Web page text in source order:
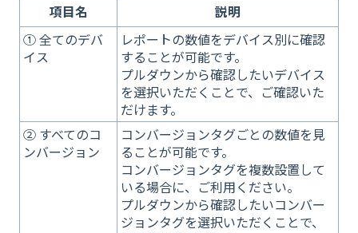
項目名
説明
① 全てのデバ
イス
レポートの数値をデバイス別に確認
することが可能です。
プルダウンから確認したいデバイス
を選択いただくことで、ご確認いた
だけます。
② すべてのコ
ンバージョン
コンバージョンタグごとの数値を見
ることが可能です。
コンバージョンタグを複数設置して
いる場合に、ご利用ください。
プルダウンから確認したいコンバー
ジョンタグを選択いただくことで、